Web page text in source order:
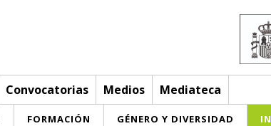
Convocatorias Medios Mediateca
FORMACIÓN GÉNERO Y DIVERSIDAD